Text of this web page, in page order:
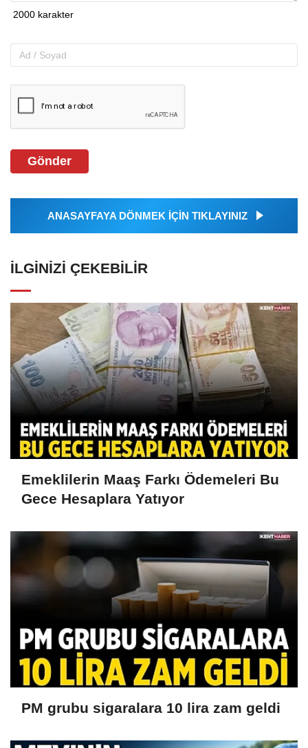
Gönder
ANASAYFAYA DÖNMEK İÇİN TIKLAYINIZ
İLGINIZI ÇEKEBILIR
Emeklilerin Maaş Farkı Ödemeleri Bu
Gece Hesaplara Yatıyor
PM grubu sigaralara 10 lira zam geldi